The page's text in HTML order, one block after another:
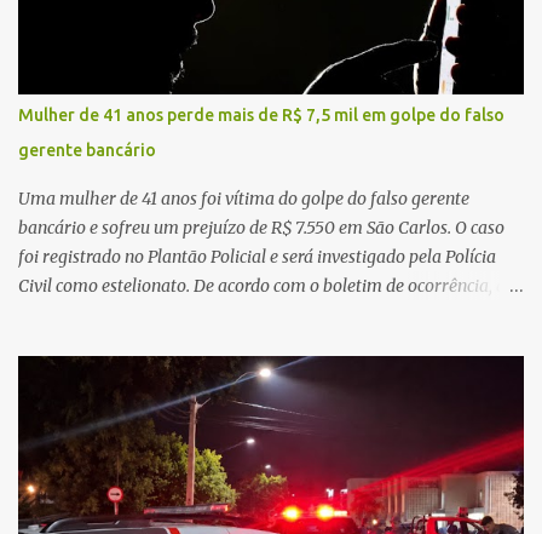
Federal tem ampliado investimentos destinados ao fortalecimento
da atenção básica, da infraestrutura hospitalar e da
regionalização dos serviços de saúde. Entretanto, em um cenário
de demandas crescentes e recursos necessariamente limitados, a
principal missão da gestão pública não é apenas investir mais,
mas decidir melhor onde investir para produzir o maior benefício
possível à população. Essa reflexão encontra respaldo tanto na
teoria da admini...
Mulher de 41 anos perde mais de R$ 7,5 mil em golpe do falso
gerente bancário
Uma mulher de 41 anos foi vítima do golpe do falso gerente
bancário e sofreu um prejuízo de R$ 7.550 em São Carlos. O caso
foi registrado no Plantão Policial e será investigado pela Polícia
Civil como estelionato. De acordo com o boletim de ocorrência, a
suspeito alegou que seria necessário atualizar o cadastro da conta
e passou a orientar a vítima sobre os procedimentos que deveriam
ser realizados. Dias depois, o golpista enviou um documento em
PDF simulando uma comunicação oficial da instituição financeira.
Na sequência, entrou em contato por telefone e encaminhou um
link, orientando a vítima a acessá-lo pelo computador para